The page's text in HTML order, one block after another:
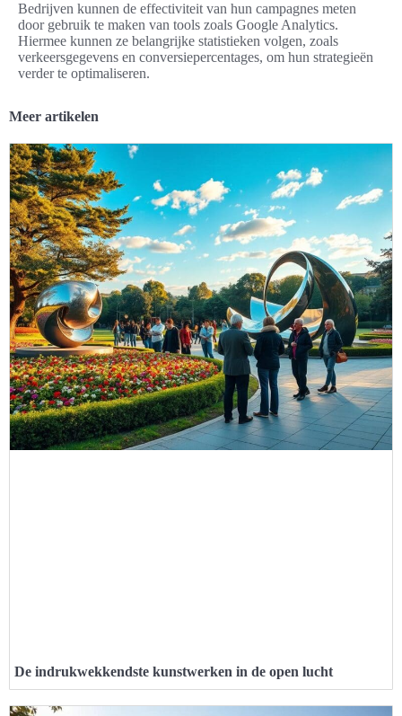
Bedrijven kunnen de effectiviteit van hun campagnes meten
door gebruik te maken van tools zoals Google Analytics.
Hiermee kunnen ze belangrijke statistieken volgen, zoals
verkeersgegevens en conversiepercentages, om hun strategieën
verder te optimaliseren.
Meer artikelen
De indrukwekkendste kunstwerken in de open lucht